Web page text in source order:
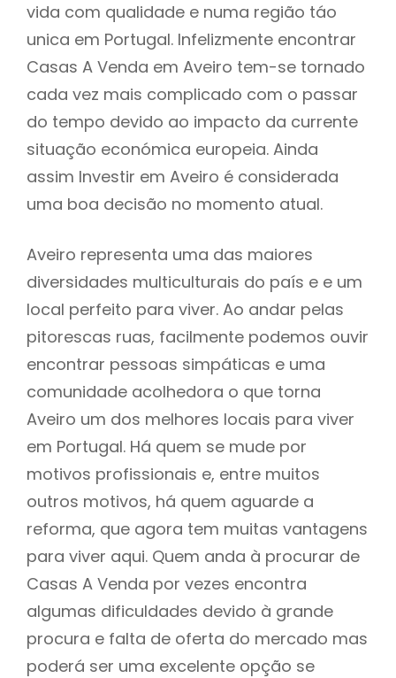
vida com qualidade e numa região táo
unica em Portugal. Infelizmente encontrar
Casas A Venda em Aveiro tem-se tornado
cada vez mais complicado com o passar
do tempo devido ao impacto da currente
situação económica europeia. Ainda
assim Investir em Aveiro é considerada
uma boa decisão no momento atual.
Aveiro representa uma das maiores
diversidades multiculturais do país e e um
local perfeito para viver. Ao andar pelas
pitorescas ruas, facilmente podemos ouvir
encontrar pessoas simpáticas e uma
comunidade acolhedora o que torna
Aveiro um dos melhores locais para viver
em Portugal. Há quem se mude por
motivos profissionais e, entre muitos
outros motivos, há quem aguarde a
reforma, que agora tem muitas vantagens
para viver aqui. Quem anda à procurar de
Casas A Venda por vezes encontra
algumas dificuldades devido à grande
procura e falta de oferta do mercado mas
poderá ser uma excelente opção se